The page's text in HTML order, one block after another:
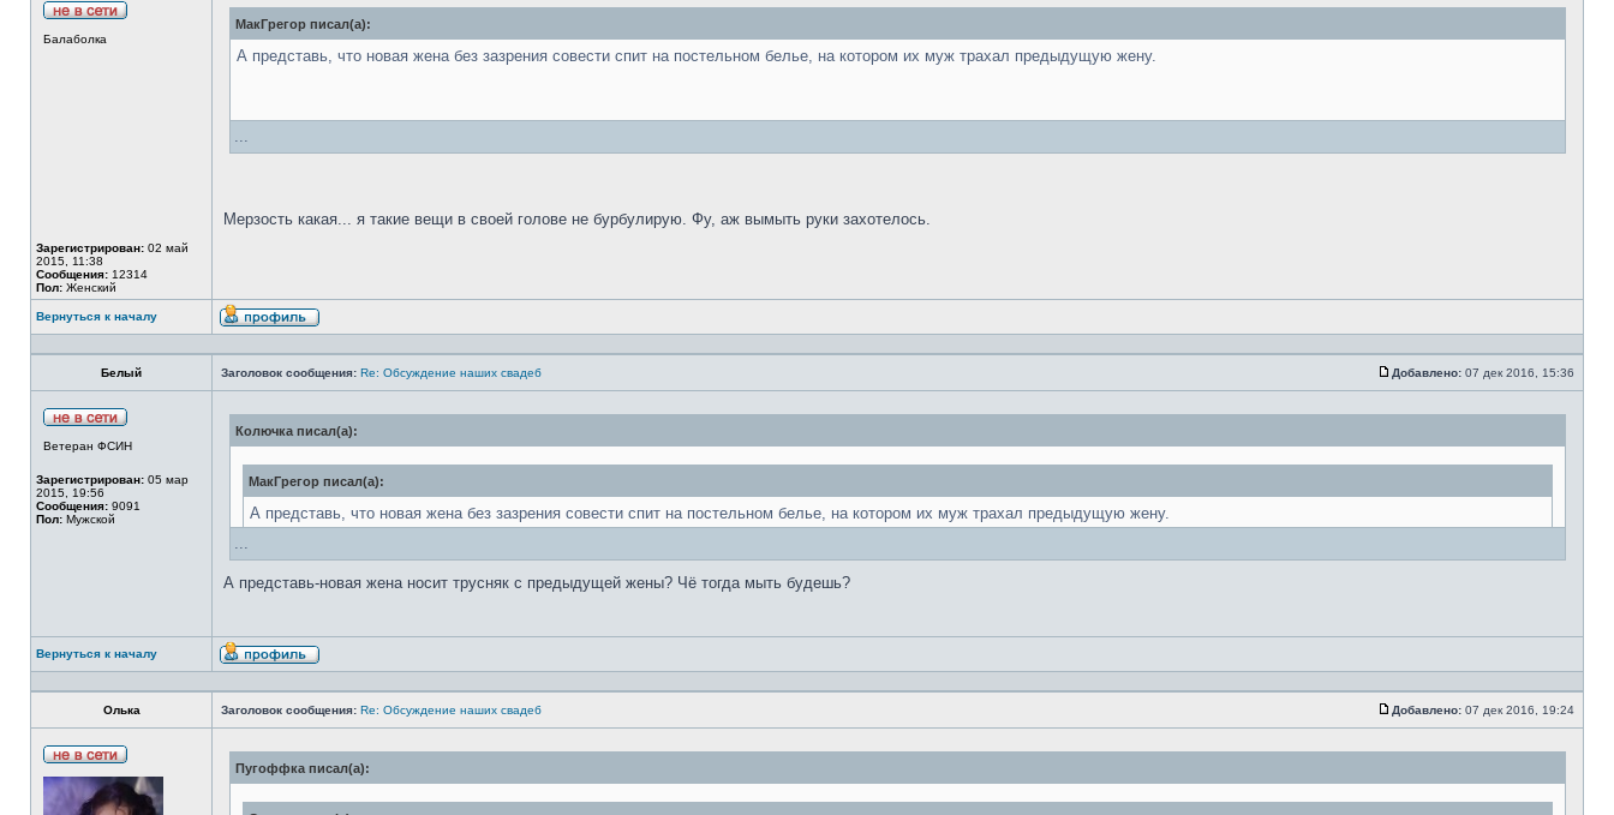
Балаболка
Зарегистрирован: 02 май
2015, 11:38
Сообщения: 12314
Пол: Женский
МакГрегор писал(а):
А представь, что новая жена без зазрения совести спит на постельном белье, на котором их муж трахал предыдущую жену.
...
Мерзость какая... я такие вещи в своей голове не бурбулирую. Фу, аж вымыть руки захотелось.
Вернуться к началу
Белый Заголовок сообщения: Re: Обсуждение наших свадеб Добавлено: 07 дек 2016, 15:36
Ветеран ФСИН
Зарегистрирован: 05 мар
2015, 19:56
Сообщения: 9091
Пол: Мужской
Колючка писал(а):
МакГрегор писал(а):
А представь, что новая жена без зазрения совести спит на постельном белье, на котором их муж трахал предыдущую жену.
Мерзость какая... я такие вещи в своей голове не бурбулирую. Фу, аж вымыть руки захотелось.
...
А представь-новая жена носит трусняк с предыдущей жены? Чё тогда мыть будешь?
Вернуться к началу
Олька Заголовок сообщения: Re: Обсуждение наших свадеб Добавлено: 07 дек 2016, 19:24
Пугоффка писал(а):